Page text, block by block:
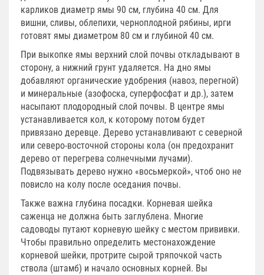
карликов диаметр ямы 90 см, глубина 40 см. Для
вишни, сливы, облепихи, черноплодной рябины, ирги
готовят ямы диаметром 80 см и глубиной 40 см.
При выкопке ямы верхний слой почвы откладывают в
сторону, а нижний грунт удаляется. На дно ямы
добавляют органические удобрения (навоз, перегной)
и минеральные (азофоска, суперфосфат и др.), затем
насыпают плодородный слой почвы. В центре ямы
устанавливается кол, к которому потом будет
привязано деревце. Дерево устанавливают с северной
или северо-восточной стороны кола (он предохранит
дерево от перегрева солнечными лучами).
Подвязывать дерево нужно «восьмеркой», чтоб оно не
повисло на колу после оседания почвы.
Также важна глубина посадки. Корневая шейка
саженца не должна быть заглублена. Многие
садоводы путают корневую шейку с местом прививки.
Чтобы правильно определить местонахождение
корневой шейки, протрите сырой тряпочкой часть
ствола (штамб) и начало основных корней. Вы